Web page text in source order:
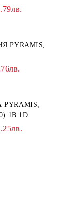
PYRAMIS,
1B 1D